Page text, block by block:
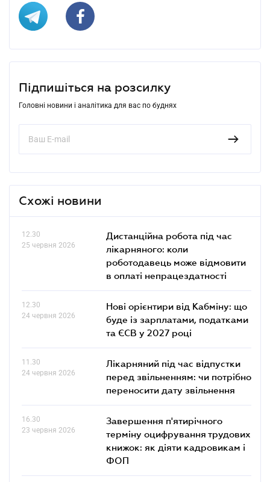
Підпишіться на розсилку
Головні новини і аналітика для вас по буднях
Схожі новини
12.30
25 червня 2026
Дистанційна робота під час
лікарняного: коли
роботодавець може відмовити
в оплаті непрацездатності
12.30
24 червня 2026
Нові орієнтири від Кабміну: що
буде із зарплатами, податками
та ЄСВ у 2027 році
11.30
24 червня 2026
Лікарняний під час відпустки
перед звільненням: чи потрібно
переносити дату звільнення
16.30
23 червня 2026
Завершення п'ятирічного
терміну оцифрування трудових
книжок: як діяти кадровикам і
ФОП